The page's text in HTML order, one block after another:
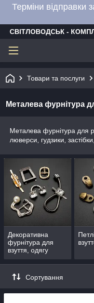
Терміни відправки
СВІТЛОВОДСЬК -
Товари та послуги
Металева фурнітура
Металева фурнітура для
люверси, гудзики,
Декоративна
фурнітура для
взуття, одягу
Сортування